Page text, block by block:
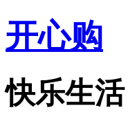
开心购
快乐生